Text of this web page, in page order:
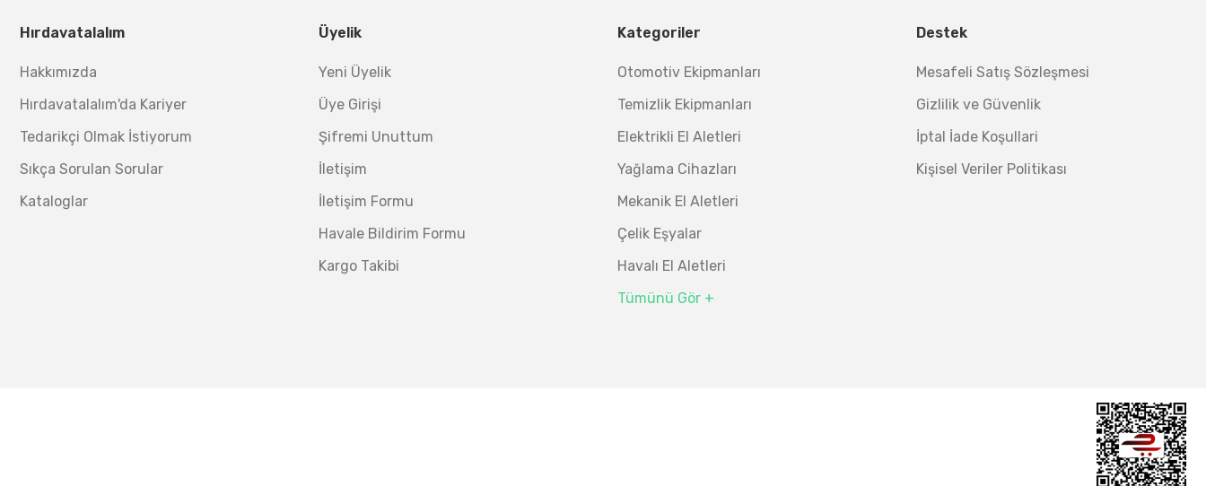
Hırdavatalalım
Hakkımızda
Hırdavatalalım'da Kariyer
Tedarikçi Olmak İstiyorum
Sıkça Sorulan Sorular
Kataloglar
Üyelik
Yeni Üyelik
Üye Girişi
Şifremi Unuttum
İletişim
İletişim Formu
Havale Bildirim Formu
Kargo Takibi
Kategoriler
Otomotiv Ekipmanları
Temizlik Ekipmanları
Elektrikli El Aletleri
Yağlama Cihazları
Mekanik El Aletleri
Çelik Eşyalar
Havalı El Aletleri
Tümünü Gör +
Destek
Mesafeli Satış Sözleşmesi
Gizlilik ve Güvenlik
İptal İade Koşullari
Kişisel Veriler Politikası